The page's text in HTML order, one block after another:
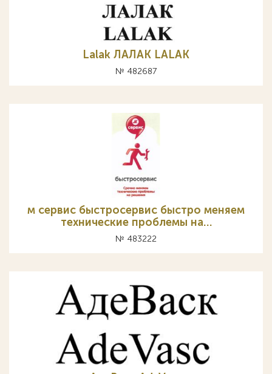
Lalak ЛAЛAK LALAK
№ 482687
м сервис быстросервис быстро меняем
технические проблемы на…
№ 483222